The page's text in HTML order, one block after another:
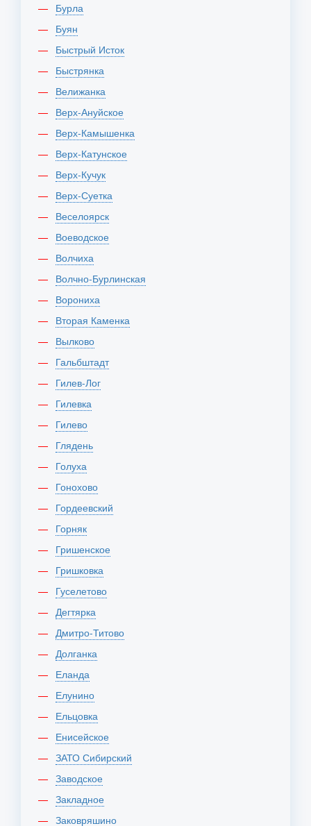
Бурла
Буян
Быстрый Исток
Быстрянка
Велижанка
Верх-Ануйское
Верх-Камышенка
Верх-Катунское
Верх-Кучук
Верх-Суетка
Веселоярск
Воеводское
Волчиха
Волчно-Бурлинская
Ворониха
Вторая Каменка
Вылково
Гальбштадт
Гилев-Лог
Гилевка
Гилево
Глядень
Голуха
Гонохово
Гордеевский
Горняк
Гришенское
Гришковка
Гуселетово
Дегтярка
Дмитро-Титово
Долганка
Еланда
Елунино
Ельцовка
Енисейское
ЗАТО Сибирский
Заводское
Закладное
Заковряшино